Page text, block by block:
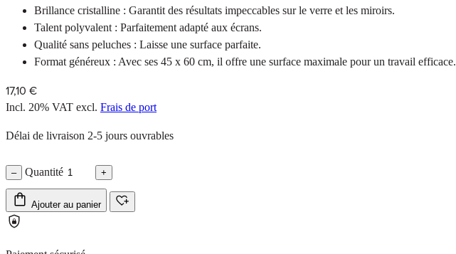
Brillance cristalline : Garantit des résultats impeccables sur le verre et les miroirs.
Talent polyvalent : Parfaitement adapté aux écrans.
Qualité sans peluches : Laisse une surface parfaite.
Format généreux : Avec ses 45 x 60 cm, il offre une surface maximale pour un travail efficace.
17,10 €
Incl. 20% VAT excl. Frais de port
Délai de livraison 2-5 jours ouvrables
– Quantité +
Ajouter au panier